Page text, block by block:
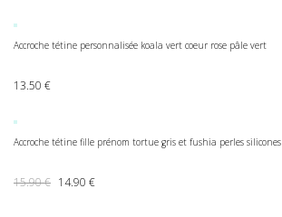
Accroche tétine personnalisée koala vert coeur rose pâle vert
13.50 €
Accroche tétine fille prénom tortue gris et fushia perles silicones
15.90€ Le prix initial était : 15.90 €.
14.90 €Le prix actuel est : 14.90 €.